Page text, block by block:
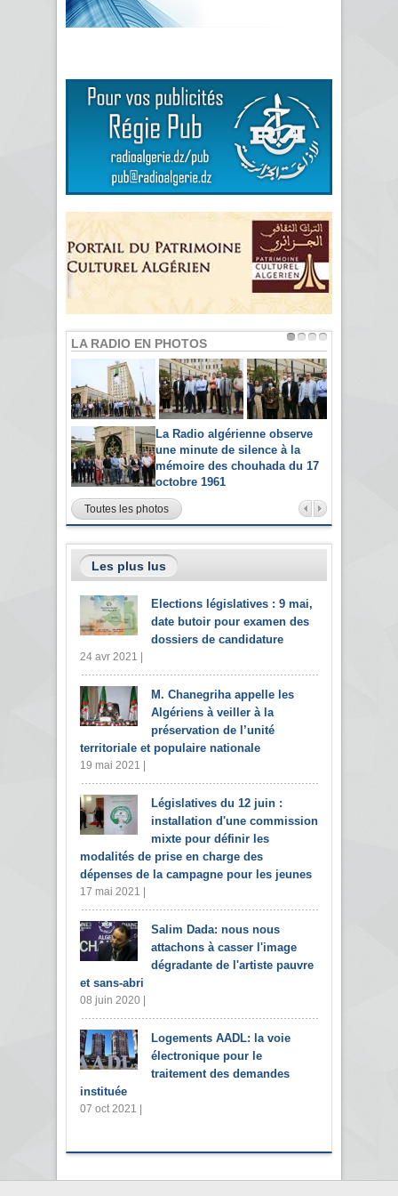
LA RADIO EN PHOTOS
La Radio algérienne observe
une minute de silence à la
mémoire des chouhada du 17
octobre 1961
Toutes les photos
Les plus lus
Elections législatives : 9 mai,
date butoir pour examen des
dossiers de candidature
24 avr 2021 |
M. Chanegriha appelle les
Algériens à veiller à la
préservation de l’unité
territoriale et populaire nationale
19 mai 2021 |
Législatives du 12 juin :
installation d'une commission
mixte pour définir les
modalités de prise en charge des
dépenses de la campagne pour les jeunes
17 mai 2021 |
Salim Dada: nous nous
attachons à casser l'image
dégradante de l'artiste pauvre
et sans-abri
08 juin 2020 |
Logements AADL: la voie
électronique pour le
traitement des demandes
instituée
07 oct 2021 |